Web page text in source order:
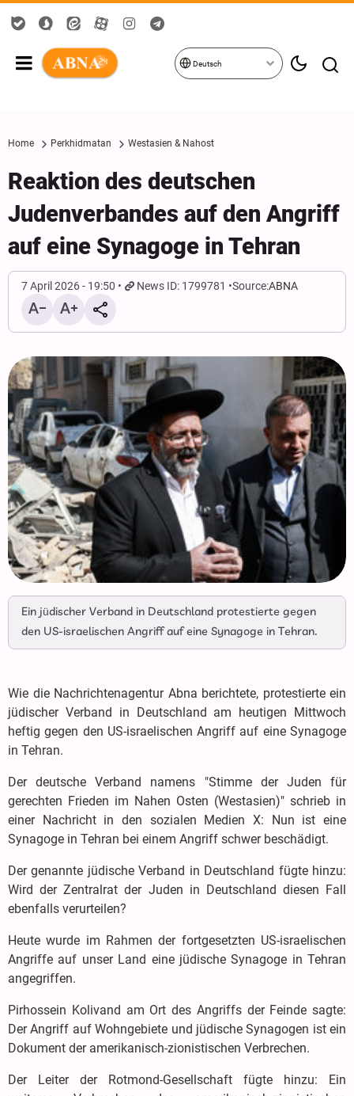
Deutsch
Home Perkhidmatan Westasien & Nahost
Reaktion des deutschen
Judenverbandes auf den Angriff
auf eine Synagoge in Tehran
7 April 2026 - 19:50 News ID: 1799781 Source:ABNA
Ein jüdischer Verband in Deutschland protestierte gegen
den US-israelischen Angriff auf eine Synagoge in Tehran.
Wie die Nachrichtenagentur Abna berichtete, protestierte ein
jüdischer Verband in Deutschland am heutigen Mittwoch
heftig gegen den US-israelischen Angriff auf eine Synagoge
in Tehran.
Der deutsche Verband namens "Stimme der Juden für
gerechten Frieden im Nahen Osten (Westasien)" schrieb in
einer Nachricht in den sozialen Medien X: Nun ist eine
Synagoge in Tehran bei einem Angriff schwer beschädigt.
Der genannte jüdische Verband in Deutschland fügte hinzu:
Wird der Zentralrat der Juden in Deutschland diesen Fall
ebenfalls verurteilen?
Heute wurde im Rahmen der fortgesetzten US-israelischen
Angriffe auf unser Land eine jüdische Synagoge in Tehran
angegriffen.
Pirhossein Kolivand am Ort des Angriffs der Feinde sagte:
Der Angriff auf Wohngebiete und jüdische Synagogen ist ein
Dokument der amerikanisch-zionistischen Verbrechen.
Der Leiter der Rotmond-Gesellschaft fügte hinzu: Ein